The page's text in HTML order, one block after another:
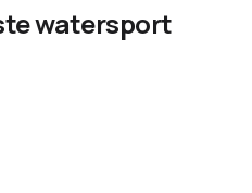
watersport